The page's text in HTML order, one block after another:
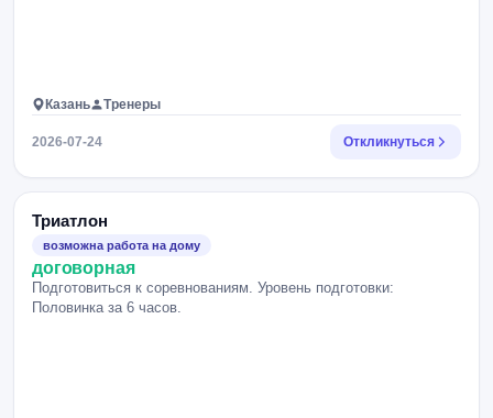
Казань Тренеры
2026-07-24 Откликнуться
Триатлон
возможна работа на дому
договорная
Подготовиться к соревнованиям. Уровень подготовки:
Половинка за 6 часов.